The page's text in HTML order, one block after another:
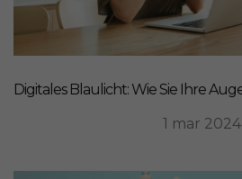
1 mar 2024